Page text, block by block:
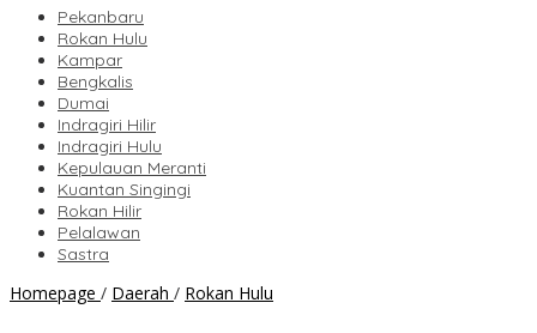
Pekanbaru
Rokan Hulu
Kampar
Bengkalis
Dumai
Indragiri Hilir
Indragiri Hulu
Kepulauan Meranti
Kuantan Singingi
Rokan Hilir
Pelalawan
Sastra
Homepage / Daerah / Rokan Hulu